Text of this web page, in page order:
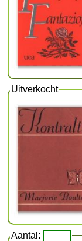
Uitverkocht
Aantal: